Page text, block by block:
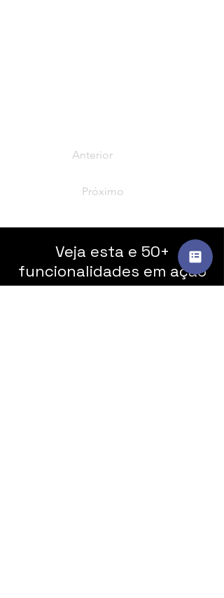
Anterior
Próximo
Veja esta e 50+
funcionalidades em ação